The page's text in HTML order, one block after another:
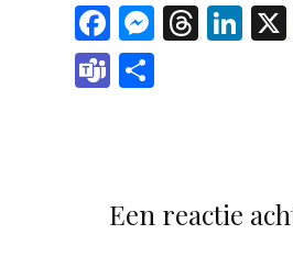
Face
boo
Mes
Thr
Link
Tea
Een reactie